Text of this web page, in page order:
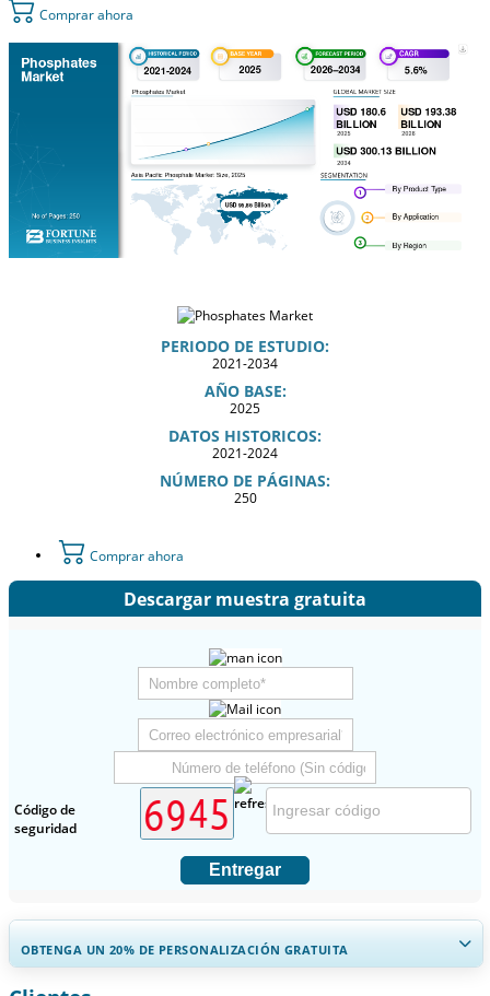
Comprar ahora
PERIODO DE ESTUDIO:
2021-2034
AÑO BASE:
2025
DATOS HISTORICOS:
2021-2024
NÚMERO DE PÁGINAS:
250
Comprar ahora
Descargar muestra gratuita
Código de
seguridad
Entregar
OBTENGA UN 20% DE PERSONALIZACIÓN GRATUITA